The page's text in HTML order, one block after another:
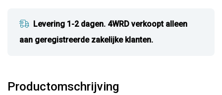
Levering 1-2 dagen. 4WRD verkoopt alleen
aan geregistreerde zakelijke klanten.
Productomschrijving